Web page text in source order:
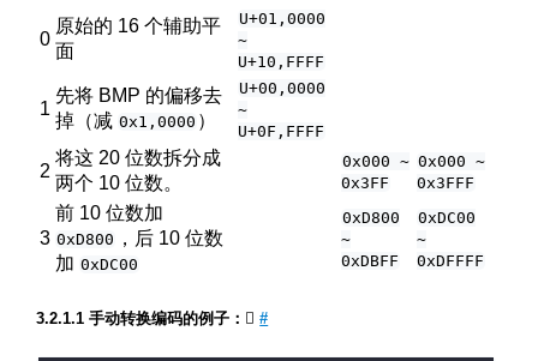
0
原始的 16 个辅助平
面
U+01,0000
~
U+10,FFFF
1
先将 BMP 的偏移去
掉（减 0x1,0000 ）
U+00,0000
~
U+0F,FFFF
2
将这 20 位数拆分成
两个 10 位数。
0x000 ~
0x3FF
0x000 ~
0x3FFF
3
前 10 位数加
0xD800 ，后 10 位数
加 0xDC00
0xD800
~
0xDBFF
0xDC00
~
0xDFFFF
手动转换编码的例子：𪜐#